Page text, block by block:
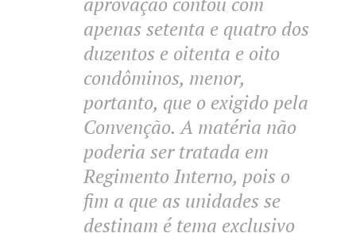
apenas setenta e quatro dos
duzentos e oitenta e oito
condôminos, menor,
portanto, que o exigido pela
Convenção. A matéria não
poderia ser tratada em
Regimento Interno, pois o
fim a que as unidades se
destinam é tema exclusivo